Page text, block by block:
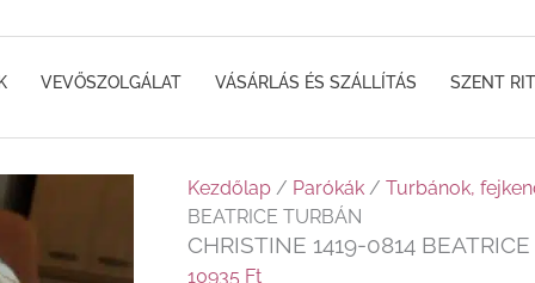
VEVŐSZOLGÁLAT VÁSÁRLÁS ÉS SZÁLLÍTÁS SZENT
Kezdőlap/ Parókák/ Turbánok,
BEATRICE TURBÁN
CHRISTINE 1419-0814
10935 Ft